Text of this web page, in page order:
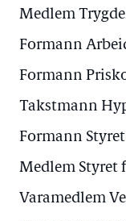
Medlem
Formann
Formann
Takstmann
Formann
Medlem Styret
Varamedlem